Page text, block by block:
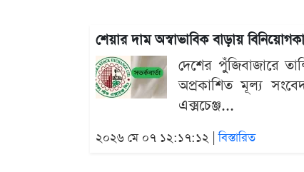
শেয়ার দাম অস্বাভাবিক বাড়ায়
দেশের পুঁজিবাজারে
অপ্রকাশিত মূল্য
এক্সচেঞ্জ...
২০২৬ মে ০৭ ১২:১৭:১২ |বিস্তারিত